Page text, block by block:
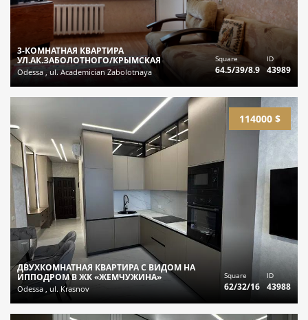
3-КОМНАТНАЯ КВАРТИРА
УЛ.АК.ЗАБОЛОТНОГО/КРЫМСКАЯ
Odessa , ul. Academician Zabolotnaya
Square
64.5/39/8.9
ID
43989
114000 $
ДВУХКОМНАТНАЯ КВАРТИРА С ВИДОМ НА
ИППОДРОМ В ЖК «ЖЕМЧУЖИНА»
Odessa , ul. Krasnov
Square
62/32/16
ID
43988